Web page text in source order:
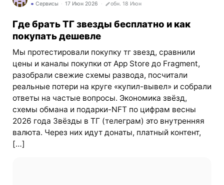
Сервисы 17 Июн 2026 обн. 18 Июн
Где брать ТГ звезды бесплатно и как
покупать дешевле
Мы протестировали покупку тг звезд, сравнили
цены и каналы покупки от App Store до Fragment,
разобрали свежие схемы развода, посчитали
реальные потери на круге «купил-вывел» и собрали
ответы на частые вопросы. Экономика звёзд,
схемы обмана и подарки-NFT по цифрам весны
2026 года Звёзды в ТГ (телеграм) это внутренняя
валюта. Через них идут донаты, платный контент,
[…]